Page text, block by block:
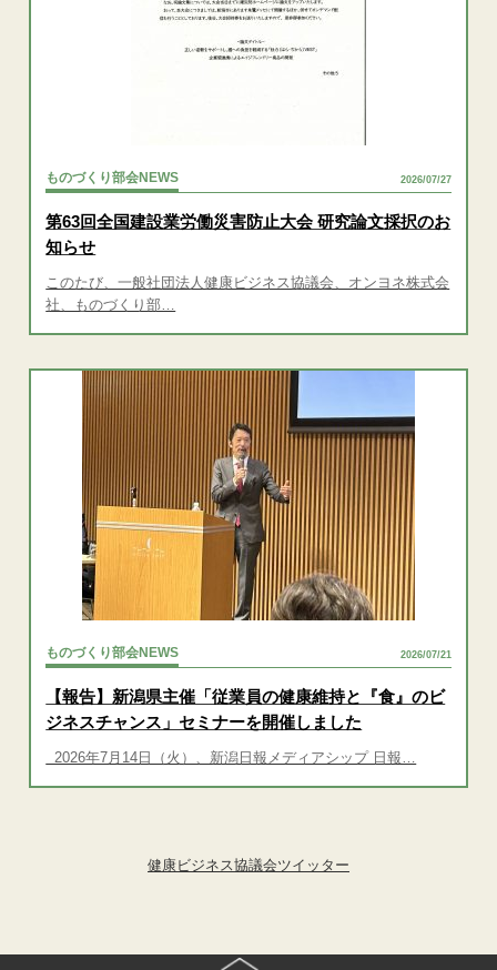
ものづくり部会NEWS 2026/07/27
第63回全国建設業労働災害防止大会 研究論文採択のお
知らせ
このたび、一般社団法人健康ビジネス協議会、オンヨネ株式会
社、ものづくり部…
ものづくり部会NEWS 2026/07/21
【報告】新潟県主催「従業員の健康維持と『食』のビ
ジネスチャンス」セミナーを開催しました
2026年7月14日（火）、新潟日報メディアシップ 日報…
健康ビジネス協議会ツイッター